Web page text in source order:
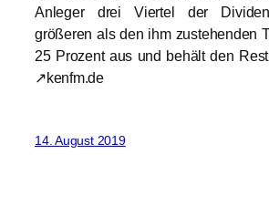
Anleger drei Viertel der
größeren als den ihm zustehenden
25 Prozent aus und behält den
↗kenfm.de
14. August 2019